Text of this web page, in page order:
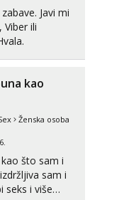
Javi mi
Viber ili
Hvala.
kao
Ženska osoba
što sam i
sam i
seks i više